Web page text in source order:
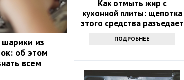
из
об этом
всем
Как отмыть жир с
кухонной плиты: щепотка
этого средства разъедает
любую грязь
ПОДРОБНЕЕ